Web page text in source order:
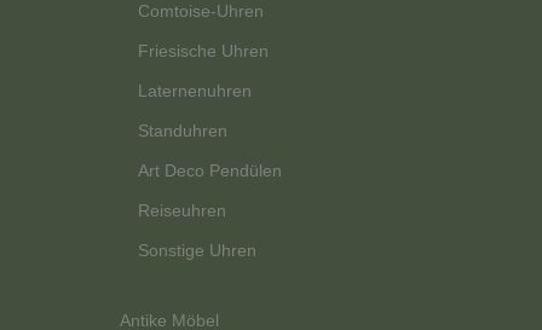
Comtoise-Uhren
Friesische Uhren
Laternenuhren
Standuhren
Art Deco Pendülen
Reiseuhren
Sonstige Uhren
Antike Möbel